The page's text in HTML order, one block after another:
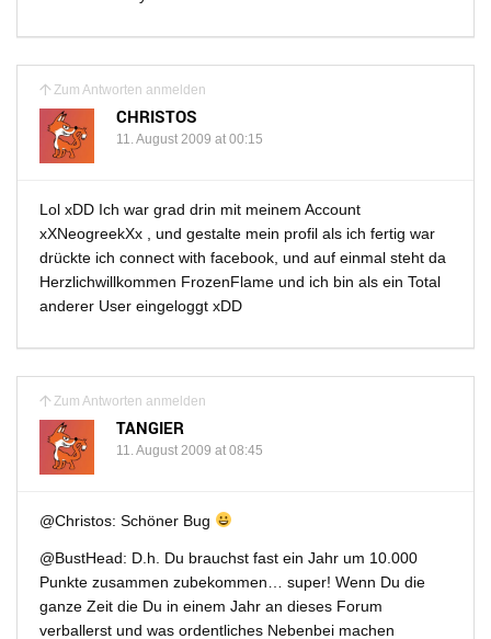
Zum Antworten anmelden
CHRISTOS
11. August 2009 at 00:15
Lol xDD Ich war grad drin mit meinem Account
xXNeogreekXx , und gestalte mein profil als ich fertig war
drückte ich connect with facebook, und auf einmal steht da
Herzlichwillkommen FrozenFlame und ich bin als ein Total
anderer User eingeloggt xDD
Zum Antworten anmelden
TANGIER
11. August 2009 at 08:45
@Christos: Schöner Bug
@BustHead: D.h. Du brauchst fast ein Jahr um 10.000
Punkte zusammen zubekommen… super! Wenn Du die
ganze Zeit die Du in einem Jahr an dieses Forum
verballerst und was ordentliches Nebenbei machen